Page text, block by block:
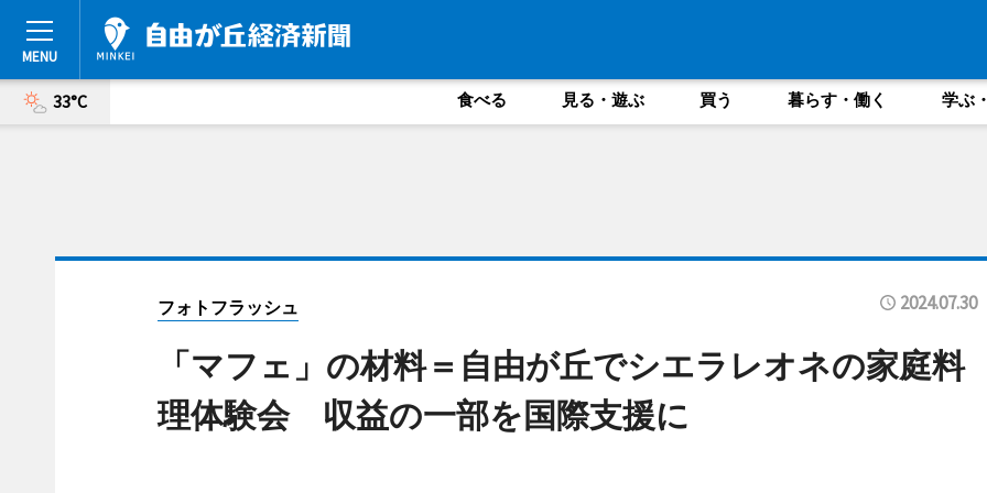
33°C 食べる 見る・遊ぶ 買う 暮らす・働く 学ぶ
フォトフラッシュ 2024.07.30
「マフェ」の材料＝自由が丘でシエラレオネの家庭料
理体験会 収益の一部を国際支援に